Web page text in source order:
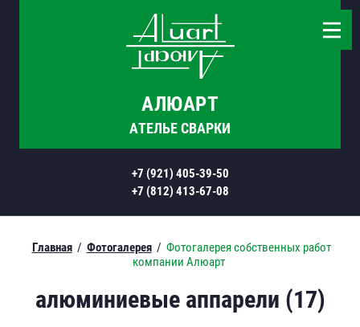
АЛЮАРТ
АТЕЛЬЕ СВАРКИ
+7 (921) 405-39-50
+7 (812) 413-67-08
Главная / Фотогалерея / Фотогалерея собственных работ
компании Алюарт
алюминиевые аппарели (17)